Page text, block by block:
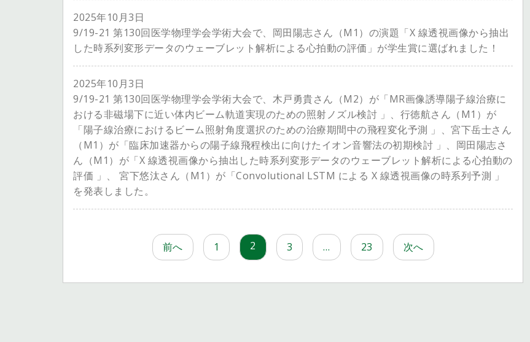
2025年10月3日
9/19-21 第130回医学物理学会学術大会で、岡田陽志さん（M1）の演題「X 線透視画像から抽出
した時系列変形データのウェーブレット解析による心拍動の評価」が学生賞に選ばれました！
2025年10月3日
9/19-21 第130回医学物理学会学術大会で、木戸勇貴さん（M2）が「MR画像誘導陽子線治療に
おける非磁場下に近い体内ビーム軌道実現のための照射ノズル検討 」、行徳航さん（M1）が
「陽子線治療におけるビーム照射角度選択のための治療期間中の飛程変化予測 」、宮下岳士さん
（M1）が「臨床加速器からの陽子線飛程検出に向けたイオン音響法の初期検討 」、岡田陽志さ
ん（M1）が「X 線透視画像から抽出した時系列変形データのウェーブレット解析による心拍動の
評価 」、 宮下悠汰さん（M1）が「Convolutional LSTM による X 線透視画像の時系列予測 」
を発表しました。
前へ 1 2 3 … 23 次へ